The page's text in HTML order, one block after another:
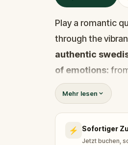
Play a romantic
through the
authentic
of emotions:
"what is this
What better date
rich history and
Mehr lesen
⚡ Sofortiger
Jetzt buchen,